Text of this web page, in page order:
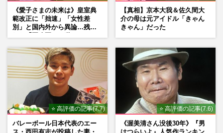
《愛子さまの未来は》皇室典
範改正に「拙速」「女性差
別」と国内外から異論…残さ
【真相】京本大我＆佐久間大
介の母は元アイドル「きゃん
きゃん」だった
⭐ 高評価の記事(7.7)
バレーボール日本代表のエー
⭐ 高評価の記事(7.6)
《渥美清さん没後30年》『男